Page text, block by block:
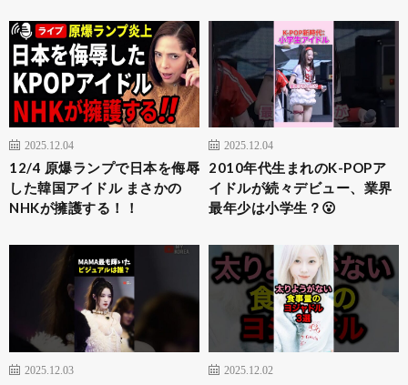
2025.12.04
12/4 原爆ランプで日本を侮辱
した韓国アイドル まさかの
NHKが擁護する！！
2025.12.04
2010年代生まれのK-POPア
イドルが続々デビュー、業界
最年少は小学生？😮
2025.12.03 2025.12.02